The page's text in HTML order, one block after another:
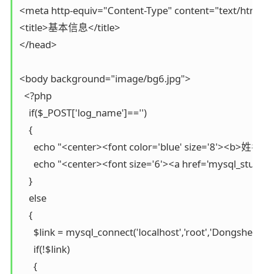
<meta http-equiv="Content-Type" content="text/
<title>基本信息</title>
</head>
<body background="image/bg6.jpg">
  <?php
    if($_POST['log_name']=='')
    {
echo "<center><font color='blue'
echo "<center><font size='6'><a
    }
    else
    {
$link =
      if(!$link)
      {